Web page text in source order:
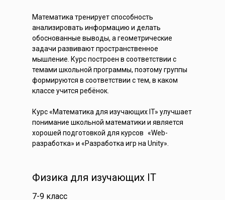
Физика для изучающих IT
7-9 класс
Математика тренирует способность
анализировать информацию и делать
обоснованные выводы, а геометрические
задачи развивают пространственное
мышление. Курс построен в соответствии с
темами школьной программы, поэтому группы
формируются в соответствии с тем, в каком
классе учится ребёнок.
Курс «Математика для изучающих IT» улучшает
понимание школьной математики и является
хорошей подготовкой для курсов «Web-
разработка» и «Разработка игр на Unity».